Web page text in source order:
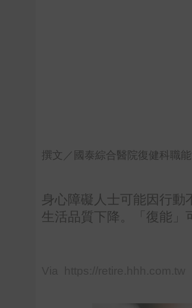
撰文／國泰綜合醫院復健科職
身心障礙人士可能因行動
生活品質下降。「復能」